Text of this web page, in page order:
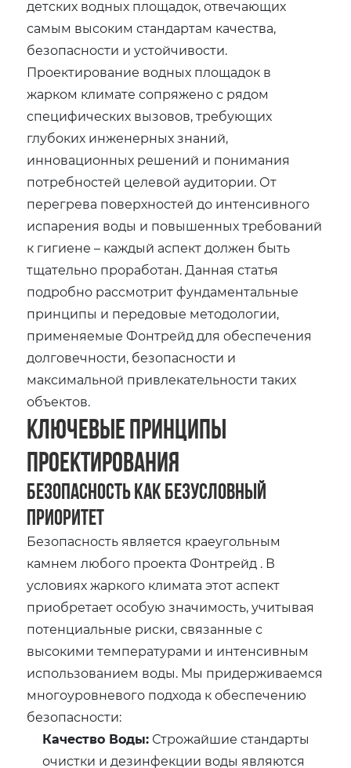
детских водных площадок, отвечающих
самым высоким стандартам качества,
безопасности и устойчивости.
Проектирование водных площадок в
жарком климате сопряжено с рядом
специфических вызовов, требующих
глубоких инженерных знаний,
инновационных решений и понимания
потребностей целевой аудитории. От
перегрева поверхностей до интенсивного
испарения воды и повышенных требований
к гигиене – каждый аспект должен быть
тщательно проработан. Данная статья
подробно рассмотрит фундаментальные
принципы и передовые методологии,
применяемые Фонтрейд для обеспечения
долговечности, безопасности и
максимальной привлекательности таких
объектов.
Ключевые Принципы
Проектирования
Безопасность как Безусловный
Приоритет
Безопасность является краеугольным
камнем любого проекта Фонтрейд . В
условиях жаркого климата этот аспект
приобретает особую значимость, учитывая
потенциальные риски, связанные с
высокими температурами и интенсивным
использованием воды. Мы придерживаемся
многоуровневого подхода к обеспечению
безопасности:
Качество Воды: Строжайшие стандарты
очистки и дезинфекции воды являются